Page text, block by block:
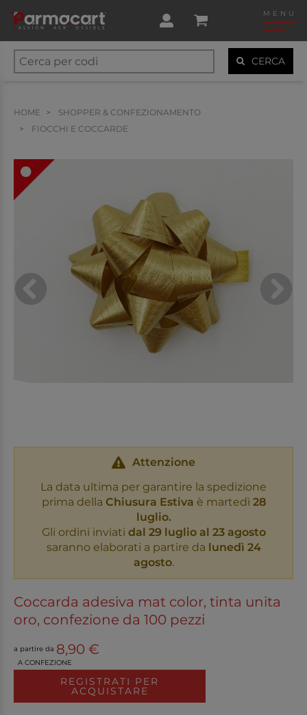
MENU
CERCA
HOME
SHOPPER & CONFEZIONAMENTO
FIOCCHI E COCCARDE
Attenzione
La data ultima per garantire la spedizione
prima della Chiusura Estiva è martedì 28
luglio.
Gli ordini inviati dal 29 luglio al 23 agosto
saranno elaborati a partire da lunedì 24
agosto.
Coccarda adesiva mat color, tinta unita
oro, confezione da 100 pezzi
a partire da 8,90 €
A CONFEZIONE
REGISTRATI PER
ACQUISTARE